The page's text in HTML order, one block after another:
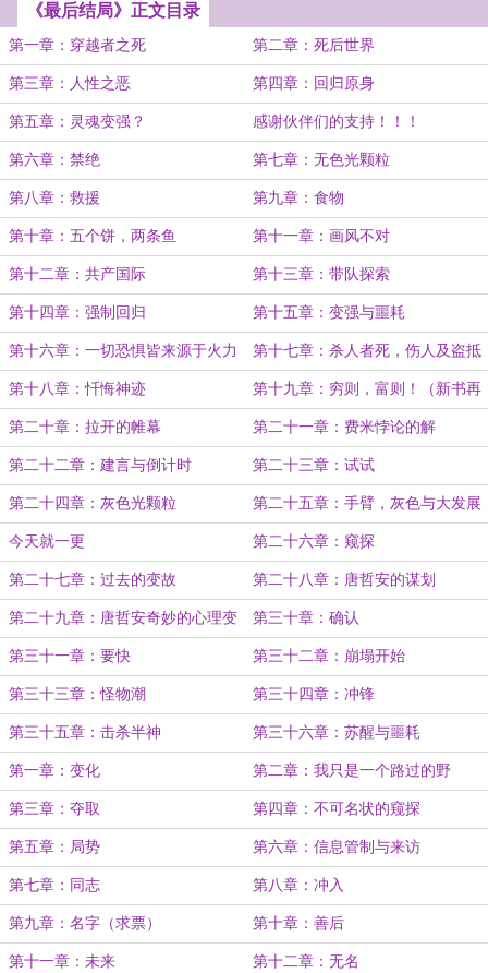
《最后结局》正文目录
第一章：穿越者之死 第二章：死后世界
第三章：人性之恶 第四章：回归原身
第五章：灵魂变强？ 感谢伙伴们的支持！！！
第六章：禁绝 第七章：无色光颗粒
第八章：救援 第九章：食物
第十章：五个饼，两条鱼 第十一章：画风不对
第十二章：共产国际 第十三章：带队探索
第十四章：强制回归 第十五章：变强与噩耗
第十六章：一切恐惧皆来源于火力
不足
第十七章：杀人者死，伤人及盗抵
罪
第十八章：忏悔神迹 第十九章：穷则，富则！（新书再
求推荐收藏订阅打赏）
第二十章：拉开的帷幕 第二十一章：费米悖论的解
第二十二章：建言与倒计时 第二十三章：试试
第二十四章：灰色光颗粒 第二十五章：手臂，灰色与大发展
今天就一更 第二十六章：窥探
第二十七章：过去的变故 第二十八章：唐哲安的谋划
第二十九章：唐哲安奇妙的心理变
化
第三十章：确认
第三十一章：要快 第三十二章：崩塌开始
第三十三章：怪物潮 第三十四章：冲锋
第三十五章：击杀半神 第三十六章：苏醒与噩耗
第一章：变化 第二章：我只是一个路过的野
生……
第三章：夺取 第四章：不可名状的窥探
第五章：局势 第六章：信息管制与来访
第七章：同志 第八章：冲入
第九章：名字（求票） 第十章：善后
第十一章：未来 第十二章：无名